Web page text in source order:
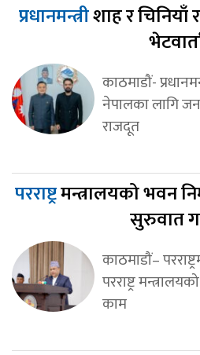
प्रधानमन्त्रीशाह र चिनियाँ
काठमाडौं-
नेपालका लागि
राजदूत
परराष्ट्रमन्त्रालयको भवन
सुरुवात
काठमाडौं–
परराष्ट्र
काम